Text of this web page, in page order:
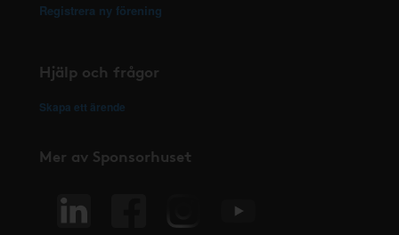
Registrera ny förening
Hjälp och frågor
Skapa ett ärende
Mer av Sponsorhuset